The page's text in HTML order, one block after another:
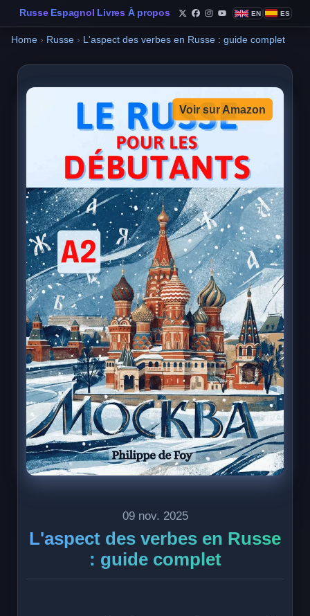
Russe Espagnol Livres À propos
Follow Philippe de Foy
Follow Philippe de
Follow Philippe de
Follow Philippe
EN ES
Home › Russe › L'aspect des verbes en Russe : guide complet
Voir sur Amazon
09 nov. 2025
L'aspect des verbes en Russe
: guide complet